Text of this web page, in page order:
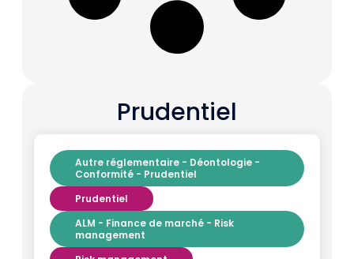
Prudentiel
Autre réglementaire - Déontologie -
Conformité - Prudentiel
Prudentiel
ALM - Finance de marché - Risk
management